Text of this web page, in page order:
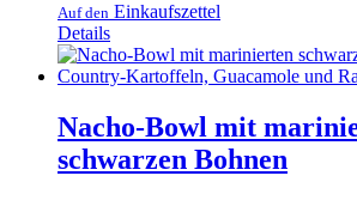
Auf den Einkaufszettel
Details
Nacho-Bowl mit
schwarzen Bohnen